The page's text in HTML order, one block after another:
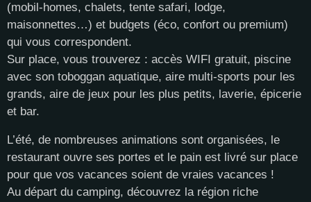
(mobil-homes, chalets, tente safari, lodge,
maisonnettes…) et budgets (éco, confort ou premium)
qui vous correspondent.
Sur place, vous trouverez : accès WIFI gratuit, piscine
avec son toboggan aquatique, aire multi-sports pour les
grands, aire de jeux pour les plus petits, laverie, épicerie
et bar.
L’été, de nombreuses animations sont organisées, le
restaurant ouvre ses portes et le pain est livré sur place
pour que vos vacances soient de vraies vacances !
Au départ du camping, découvrez la région riche